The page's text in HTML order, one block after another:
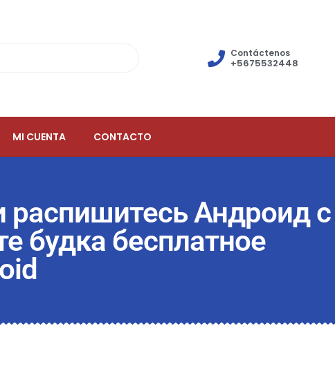
Contáctenos
+5675532448
MI CUENTA CONTACTO
распишитесь Андроид с
будка бесплатное